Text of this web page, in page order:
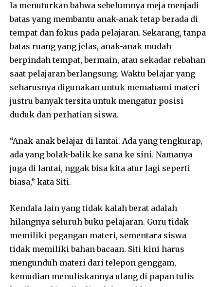
Ia menuturkan bahwa sebelumnya meja menjadi
batas yang membantu anak-anak tetap berada di
tempat dan fokus pada pelajaran. Sekarang, tanpa
batas ruang yang jelas, anak-anak mudah
berpindah tempat, bermain, atau sekadar rebahan
saat pelajaran berlangsung. Waktu belajar yang
seharusnya digunakan untuk memahami materi
justru banyak tersita untuk mengatur posisi
duduk dan perhatian siswa.
“Anak-anak belajar di lantai. Ada yang tengkurap,
ada yang bolak-balik ke sana ke sini. Namanya
juga di lantai, nggak bisa kita atur lagi seperti
biasa,” kata Siti.
Kendala lain yang tidak kalah berat adalah
hilangnya seluruh buku pelajaran. Guru tidak
memiliki pegangan materi, sementara siswa
tidak memiliki bahan bacaan. Siti kini harus
mengunduh materi dari telepon genggam,
kemudian menuliskannya ulang di papan tulis